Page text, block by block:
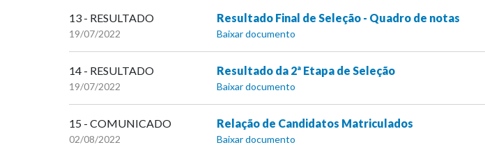
13 - RESULTADO
19/07/2022
Resultado Final de Seleção - Quadro de notas
Baixar documento
14 - RESULTADO
19/07/2022
Resultado da 2ª Etapa de Seleção
Baixar documento
15 - COMUNICADO
02/08/2022
Relação de Candidatos Matriculados
Baixar documento